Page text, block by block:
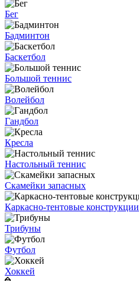
Бег
Бадминтон
Баскетбол
Большой теннис
Волейбол
Гандбол
Кресла
Настольный теннис
Скамейки запасных
Каркасно-тентовые конструкции
Трибуны
Футбол
Хоккей